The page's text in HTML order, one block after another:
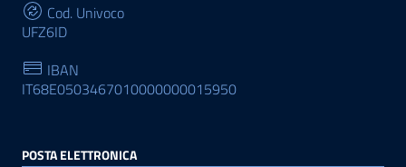
Cod. Univoco
UFZ6ID
IBAN
IT68E0503467010000000015950
POSTA ELETTRONICA